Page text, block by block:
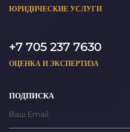
ЮРИДИЧЕСКИЕ УСЛУГИ
+7 705 237 7630
ОЦЕНКА И ЭКСПЕРТИЗА
ПОДПИСКА